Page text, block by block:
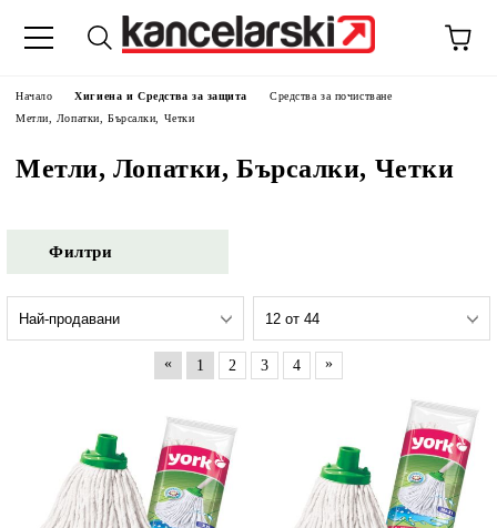
Начало Хигиена и Средства за защита
Средства за почистване
Метли, Лопатки, Бърсалки, Четки
Метли, Лопатки, Бърсалки, Четки
Филтри
« 1 2 3 4 »